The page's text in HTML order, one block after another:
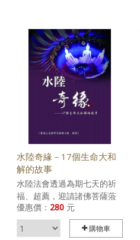
開示精要集結，共聞佛法智
慧。
水陸奇緣－17個生命大和
解的故事
水陸法會透過為期七天的祈
福、超薦，迎請諸佛菩薩蒞
臨勝會，使六道眾生藉由諸
佛菩薩的加被、聽經聞法與
供養齋食的力量，往生善
優惠價： 280 元
購物車